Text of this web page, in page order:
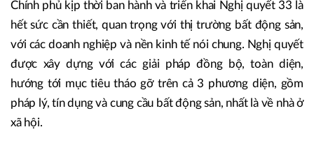
Bắc
Giải quyết 112 văn bản kiến nghị khó khăn,
vướng mắc
Các báo cáo, ý kiến tại hội nghị thống nhất đánh giá, việc
Chính phủ kịp thời ban hành và triển khai Nghị quyết 33 là
hết sức cần thiết, quan trọng với thị trường bất động sản,